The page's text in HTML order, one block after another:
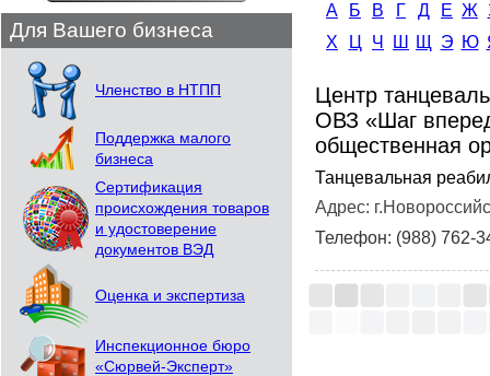
Для Вашего бизнеса
Членство в НТПП
Поддержка малого
бизнеса
Сертификация
происхождения товаров
и удостоверение
документов ВЭД
Оценка и экспертиза
Инспекционное бюро
«Сюрвей-Эксперт»
А Б В Г Д Е Ж
Х
Ц Ч Ш Щ Э Ю
Центр
ОВЗ «Шаг
общественная
Танцевальная
Адрес:
Телефон: (988) 762-